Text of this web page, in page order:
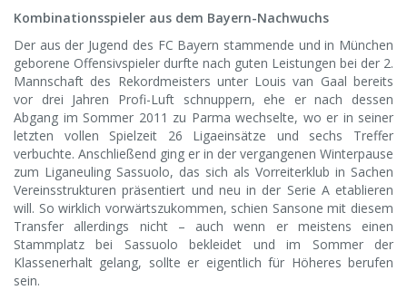
Kombinationsspieler aus dem Bayern-Nachwuchs
Der aus der Jugend des FC Bayern stammende und in München
geborene Offensivspieler durfte nach guten Leistungen bei der 2.
Mannschaft des Rekordmeisters unter Louis van Gaal bereits
vor drei Jahren Profi-Luft schnuppern, ehe er nach dessen
Abgang im Sommer 2011 zu Parma wechselte, wo er in seiner
letzten vollen Spielzeit 26 Ligaeinsätze und sechs Treffer
verbuchte. Anschließend ging er in der vergangenen Winterpause
zum Liganeuling Sassuolo, das sich als Vorreiterklub in Sachen
Vereinsstrukturen präsentiert und neu in der Serie A etablieren
will. So wirklich vorwärtszukommen, schien Sansone mit diesem
Transfer allerdings nicht – auch wenn er meistens einen
Stammplatz bei Sassuolo bekleidet und im Sommer der
Klassenerhalt gelang, sollte er eigentlich für Höheres berufen
sein.